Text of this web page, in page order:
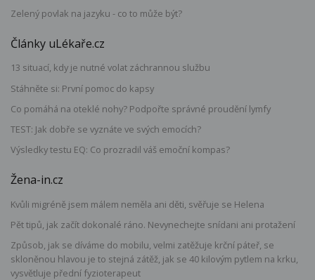
Zelený povlak na jazyku - co to může být?
Články uLékaře.cz
13 situací, kdy je nutné volat záchrannou službu
Stáhněte si: První pomoc do kapsy
Co pomáhá na oteklé nohy? Podpořte správné proudění lymfy
TEST: Jak dobře se vyznáte ve svých emocích?
Výsledky testu EQ: Co prozradil váš emoční kompas?
Žena-in.cz
Kvůli migréně jsem málem neměla ani děti, svěřuje se Helena
Pět tipů, jak začít dokonalé ráno. Nevynechejte snídani ani protažení
Způsob, jak se díváme do mobilu, velmi zatěžuje krční páteř, se
skloněnou hlavou je to stejná zátěž, jak se 40 kilovým pytlem na krku,
vysvětluje přední fyzioterapeut